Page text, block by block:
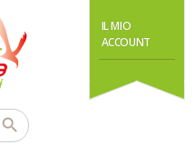
IL MIO
ACCOUNT